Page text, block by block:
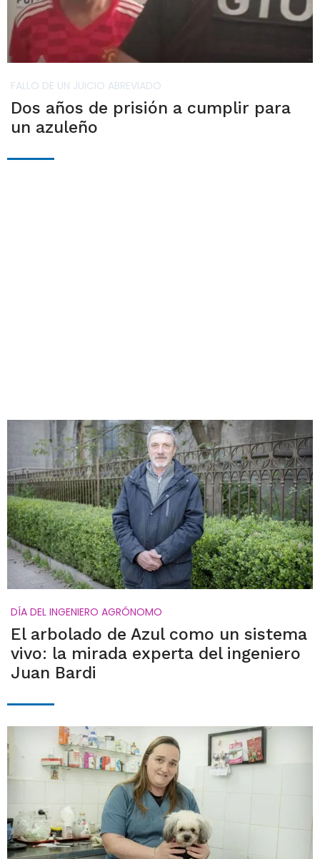
FALLO DE UN JUICIO ABREVIADO
Dos años de prisión a cumplir para
un azuleño
DÍA DEL INGENIERO AGRÓNOMO
El arbolado de Azul como un sistema
vivo: la mirada experta del ingeniero
Juan Bardi